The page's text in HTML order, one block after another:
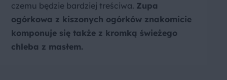
czemu będzie bardziej treściwa. Zupa
ogórkowa z kiszonych ogórków znakomicie
komponuje się także z kromką świeżego
chleba z masłem.